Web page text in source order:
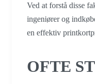
Ved at forstå disse
ingeniører og
en effektiv
OFTE